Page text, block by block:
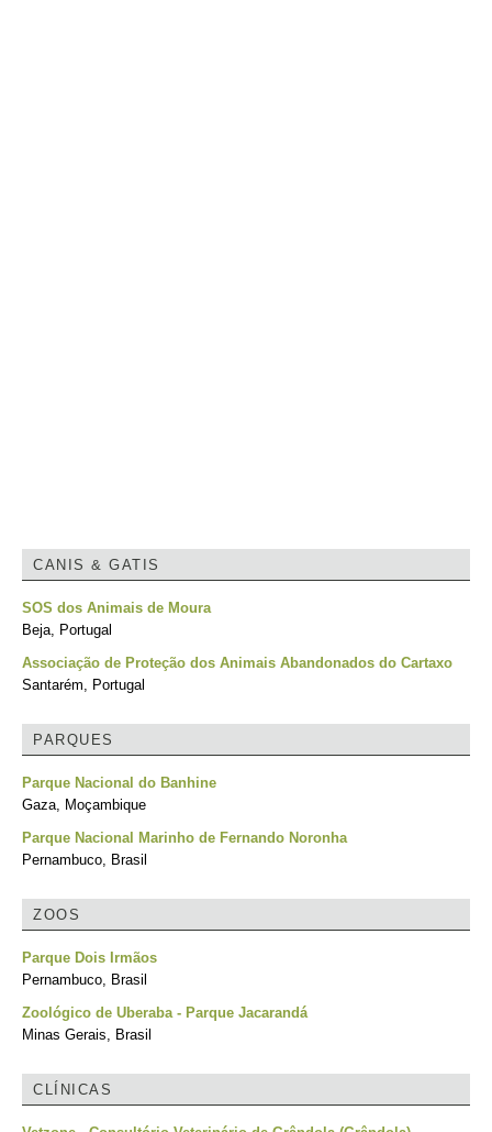
CANIS & GATIS
SOS dos Animais de Moura
Beja, Portugal
Associação de Proteção dos Animais Abandonados do Cartaxo
Santarém, Portugal
PARQUES
Parque Nacional do Banhine
Gaza, Moçambique
Parque Nacional Marinho de Fernando Noronha
Pernambuco, Brasil
ZOOS
Parque Dois Irmãos
Pernambuco, Brasil
Zoológico de Uberaba - Parque Jacarandá
Minas Gerais, Brasil
CLÍNICAS